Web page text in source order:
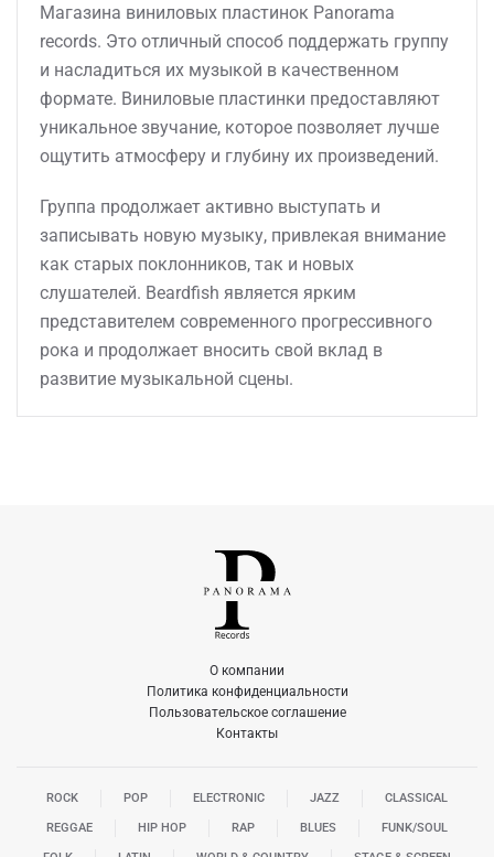
Магазина виниловых пластинок Panorama
records. Это отличный способ поддержать группу
и насладиться их музыкой в качественном
формате. Виниловые пластинки предоставляют
уникальное звучание, которое позволяет лучше
ощутить атмосферу и глубину их произведений.
Группа продолжает активно выступать и
записывать новую музыку, привлекая внимание
как старых поклонников, так и новых
слушателей. Beardfish является ярким
представителем современного прогрессивного
рока и продолжает вносить свой вклад в
развитие музыкальной сцены.
О компании
Политика конфиденциальности
Пользовательское соглашение
Контакты
ROCK POP ELECTRONIC JAZZ CLASSICAL
REGGAE HIP HOP RAP BLUES FUNK/SOUL